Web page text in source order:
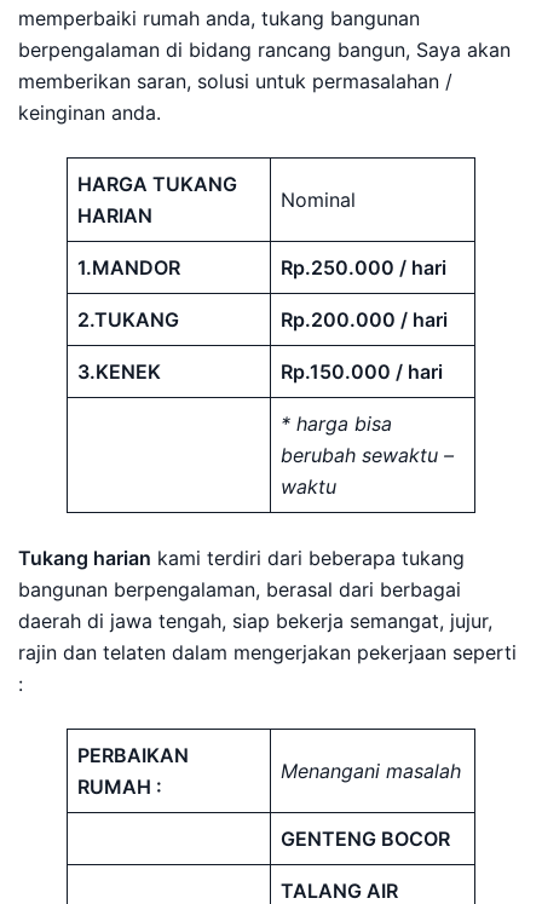
memperbaiki rumah anda, tukang bangunan
berpengalaman di bidang rancang bangun, Saya akan
memberikan saran, solusi untuk permasalahan /
keinginan anda.
HARGA TUKANG
HARIAN
Nominal
1.MANDOR Rp.250.000 / hari
2.TUKANG Rp.200.000 / hari
3.KENEK Rp.150.000 / hari
* harga bisa
berubah sewaktu –
waktu
Tukang harian kami terdiri dari beberapa tukang
bangunan berpengalaman, berasal dari berbagai
daerah di jawa tengah, siap bekerja semangat, jujur,
rajin dan telaten dalam mengerjakan pekerjaan seperti
:
PERBAIKAN
RUMAH :
Menangani masalah
GENTENG BOCOR
TALANG AIR